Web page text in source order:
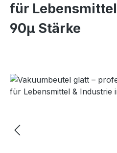
für
90µ Stärke
Bildergalerie überspringen